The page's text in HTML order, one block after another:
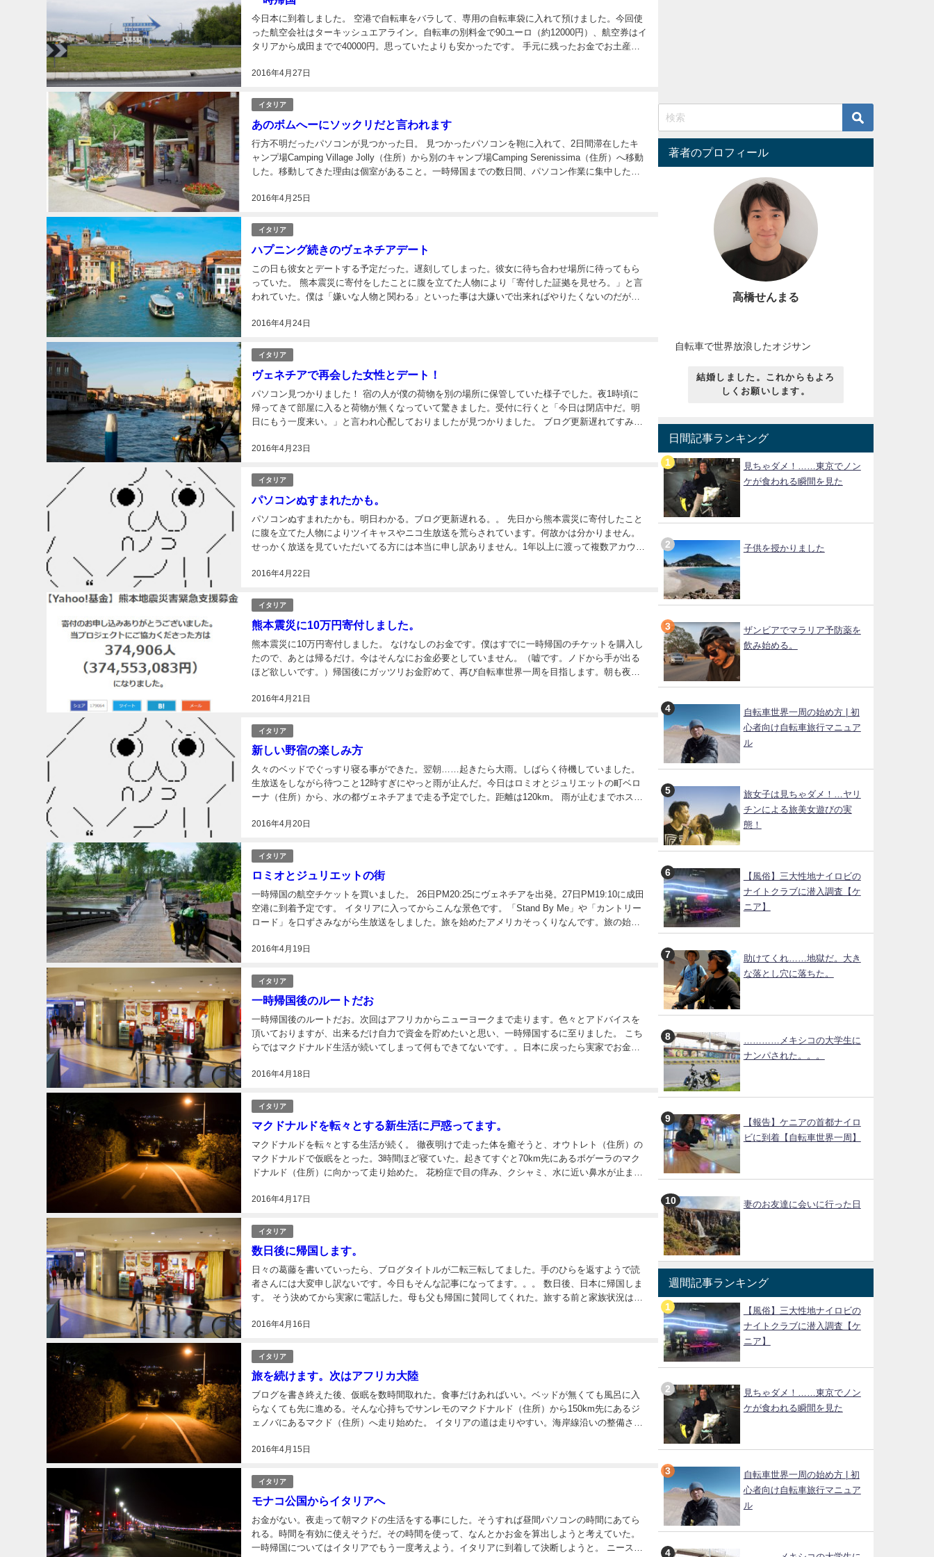
2016年4月27日
今日本に到着しました。 空港で自転車をバラして、専用の自転車袋に入れて預けました。今回使
った航空会社はターキッシュエアライン。自転車の別料金で90ユーロ（約12000円）、航空券はイ
タリアから成田までで40000円。思っていたよりも安かったです。 手元に残ったお金でお土産も
イタリア
あのボムへーにソックリだと言われます
2016年4月25日
行方不明だったパソコンが見つかった日。 見つかったパソコンを鞄に入れて、2日間滞在したキ
ャンプ場Camping Village Jolly（住所）から別のキャンプ場Camping Serenissima（住所）へ移動
した。移動してきた理由は個室があること。一時帰国までの数日間、パソコン作業に集中したか
イタリア
ハプニング続きのヴェネチアデート
2016年4月24日
この日も彼女とデートする予定だった。遅刻してしまった。彼女に待ち合わせ場所に待ってもら
っていた。 熊本震災に寄付をしたことに腹を立てた人物により「寄付した証拠を見せろ。」と言
われていた。僕は「嫌いな人物と関わる」といった事は大嫌いで出来ればやりたくないのだが、
ばと思いその...
イタリア
ヴェネチアで再会した女性とデート！
2016年4月23日
パソコン見つかりました！ 宿の人が僕の荷物を別の場所に保管していた様子でした。夜1時頃に
帰ってきて部屋に入ると荷物が無くなっていて驚きました。受付に行くと「今日は閉店中だ。明
日にもう一度来い。」と言われ心配しておりましたが見つかりました。 ブログ更新遅れてすみま
イタリア
パソコンぬすまれたかも。
2016年4月22日
パソコンぬすまれたかも。明日わかる。ブログ更新遅れる。。 先日から熊本震災に寄付したこと
に腹を立てた人物によりツイキャスやニコ生放送を荒らされています。何故かは分かりません。
せっかく放送を見ていただいてる方には本当に申し訳ありません。1年以上に渡って複数アカウン
言...
イタリア
熊本震災に10万円寄付しました。
2016年4月21日
熊本震災に10万円寄付しました。 なけなしのお金です。僕はすでに一時帰国のチケットを購入し
たので、あとは帰るだけ。今はそんなにお金必要としていません。（嘘です。ノドから手が出る
ほど欲しいです。）帰国後にガッツリお金貯めて、再び自転車世界一周を目指します。朝も夜も
なりたい...
イタリア
新しい野宿の楽しみ方
2016年4月20日
久々のベッドでぐっすり寝る事ができた。翌朝……起きたら大雨。しばらく待機していました。
生放送をしながら待つこと12時すぎにやっと雨が止んだ。今日はロミオとジュリエットの町ベロ
ーナ（住所）から、水の都ヴェネチアまで走る予定でした。距離は120km。 雨が止むまでホステ
イタリア
ロミオとジュリエットの街
2016年4月19日
一時帰国の航空チケットを買いました。 26日PM20:25にヴェネチアを出発。27日PM19:10に成田
空港に到着予定です。 イタリアに入ってからこんな景色です。「Stand By Me」や「カントリー
ロード」を口ずさみながら生放送をしました。旅を始めたアメリカそっくりなんです。旅の始ま
イタリア
一時帰国後のルートだお
2016年4月18日
一時帰国後のルートだお。次回はアフリカからニューヨークまで走ります。色々とアドバイスを
頂いておりますが、出来るだけ自力で資金を貯めたいと思い、一時帰国するに至りました。 こち
らではマクドナルド生活が続いてしまって何もできてないです。。日本に戻ったら実家でお金貯
人にブ...
イタリア
マクドナルドを転々とする新生活に戸惑ってます。
2016年4月17日
マクドナルドを転々とする生活が続く。 徹夜明けで走った体を癒そうと、オウトレト（住所）の
マクドナルドで仮眠をとった。3時間ほど寝ていた。起きてすぐと70km先にあるボゲーラのマク
ドナルド（住所）に向かって走り始めた。 花粉症で目の痒み、クシャミ、水に近い鼻水が止まら
イタリア
数日後に帰国します。
2016年4月16日
日々の葛藤を書いていったら、ブログタイトルが二転三転してました。手のひらを返すようで読
者さんには大変申し訳ないです。今日もそんな記事になってます。。。 数日後、日本に帰国しま
す。 そう決めてから実家に電話した。母も父も帰国に賛同してくれた。旅する前と家族状況は少
を大切...
イタリア
旅を続けます。次はアフリカ大陸
2016年4月15日
ブログを書き終えた後、仮眠を数時間取れた。食事だけあればいい。ベッドが無くても風呂に入
らなくても先に進める。そんな心持ちでサンレモのマクドナルド（住所）から150km先にあるジ
ェノバにあるマクド（住所）へ走り始めた。 イタリアの道は走りやすい。海岸線沿いの整備され
のだが...
イタリア
モナコ公国からイタリアへ
お金がない。夜走って朝マクドの生活をする事にした。そうすれば昼間パソコンの時間にあてら
れる。時間を有効に使えそうだ。その時間を使って、なんとかお金を算出しようと考えていた。
一時帰国についてはイタリアでもう一度考えよう。イタリアに到着して決断しようと。 ニース
著者のプロフィール
高橋せんまる
自転車で世界放浪したオジサン
結婚しました。これからもよろ
しくお願いします。
日間記事ランキング
見ちゃダメ！……東京でノン
ケが食われる瞬間を見た
子供を授かりました
ザンビアでマラリア予防薬を
飲み始める。
自転車世界一周の始め方 | 初
心者向け自転車旅行マニュア
ル
旅女子は見ちゃダメ！…ヤリ
チンによる旅美女遊びの実
態！
【風俗】三大性地ナイロビの
ナイトクラブに潜入調査【ケ
ニア】
助けてくれ……地獄だ。大き
な落とし穴に落ちた。
…………メキシコの大学生に
ナンパされた。。。
【報告】ケニアの首都ナイロ
ビに到着【自転車世界一周】
妻のお友達に会いに行った日
週間記事ランキング
【風俗】三大性地ナイロビの
ナイトクラブに潜入調査【ケ
ニア】
見ちゃダメ！……東京でノン
ケが食われる瞬間を見た
自転車世界一周の始め方 | 初
心者向け自転車旅行マニュア
ル